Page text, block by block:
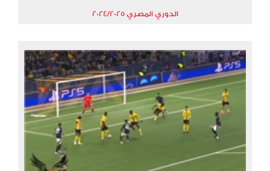
الدوري المصري 2024/2025